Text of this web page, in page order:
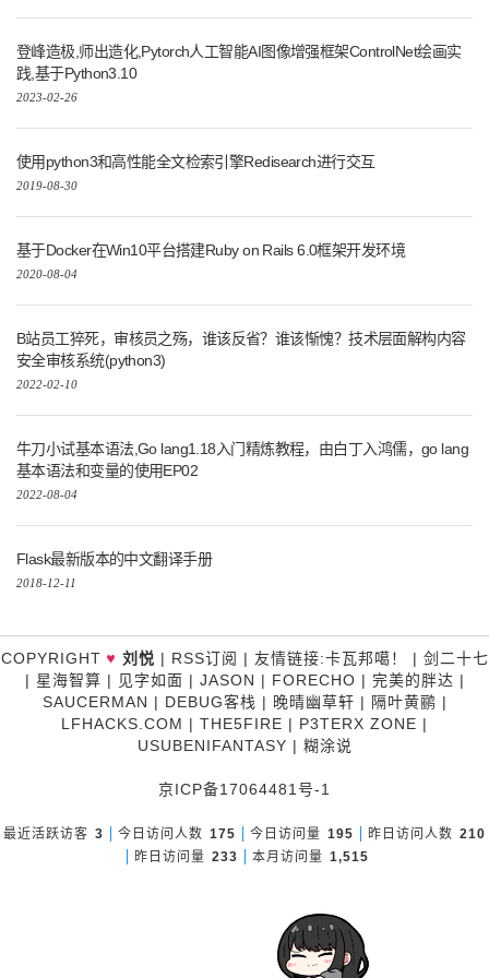
登峰造极,师出造化,Pytorch人工智能AI图像增强框架ControlNet绘画实
践,基于Python3.10
2023-02-26
使用python3和高性能全文检索引擎Redisearch进行交互
2019-08-30
基于Docker在Win10平台搭建Ruby on Rails 6.0框架开发环境
2020-08-04
B站员工猝死，审核员之殇，谁该反省？谁该惭愧？技术层面解构内容
安全审核系统(python3)
2022-02-10
牛刀小试基本语法,Go lang1.18入门精炼教程，由白丁入鸿儒，go lang
基本语法和变量的使用EP02
2022-08-04
Flask最新版本的中文翻译手册
2018-12-11
COPYRIGHT ♥ 刘悦 | RSS订阅 | 友情链接:卡瓦邦噶！ | 剑二十七
| 星海智算 | 见字如面 | JASON | FORECHO | 完美的胖达 |
SAUCERMAN | DEBUG客栈 | 晚晴幽草轩 | 隔叶黄鹂 |
LFHACKS.COM | THE5FIRE | P3TERX ZONE |
USUBENIFANTASY | 糊涂说
京ICP备17064481号-1
最近活跃访客 3 今日访问人数 175 今日访问量 195 昨日访问人数 210
昨日访问量 233 本月访问量 1,515